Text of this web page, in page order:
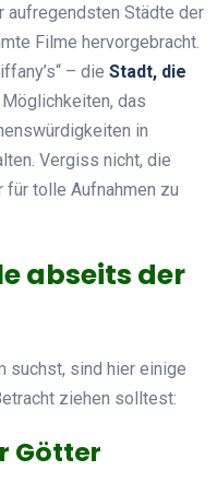
aufregendsten Städte der
Filme hervorgebracht.
– die Stadt, die
das
in
Vergiss nicht, die
für tolle Aufnahmen zu
abseits der
suchst, sind hier einige
ziehen solltest:
Götter